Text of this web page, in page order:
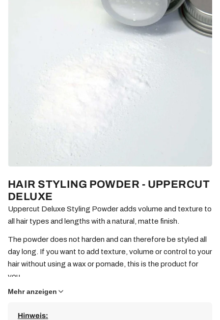
HAIR STYLING POWDER - UPPERCUT
DELUXE
Uppercut Deluxe Styling Powder adds volume and texture to
all hair types and lengths with a natural, matte finish.
The powder does not harden and can therefore be styled all
day long. If you want to add texture, volume or control to your
hair without using a wax or pomade, this is the product for
you.
Mehr anzeigen
Hinweis: